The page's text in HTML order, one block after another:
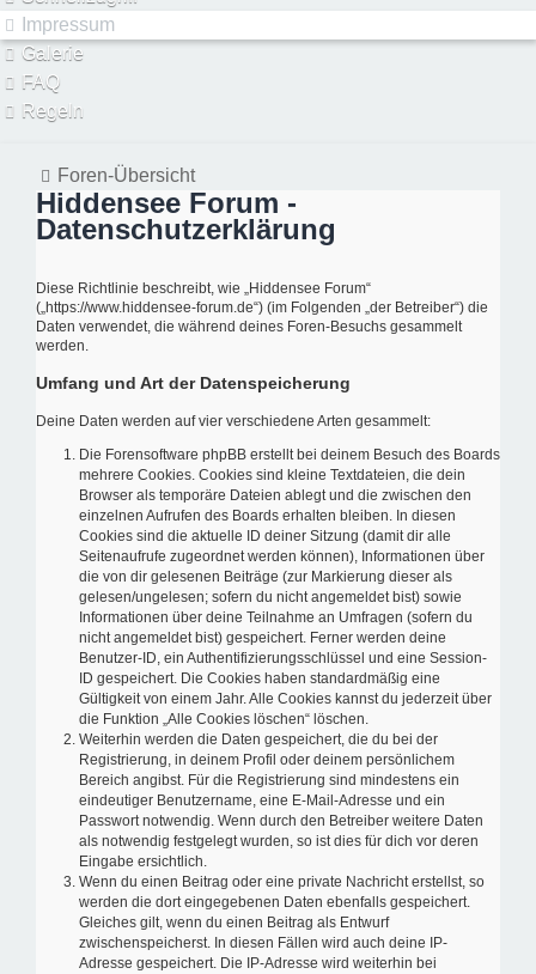
Impressum
Galerie
FAQ
Regeln
Foren-Übersicht
Hiddensee Forum -
Datenschutzerklärung
Diese Richtlinie beschreibt, wie „Hiddensee Forum“
(„https://www.hiddensee-forum.de“) (im Folgenden „der Betreiber“) die
Daten verwendet, die während deines Foren-Besuchs gesammelt
werden.
Umfang und Art der Datenspeicherung
Deine Daten werden auf vier verschiedene Arten gesammelt:
Die Forensoftware phpBB erstellt bei deinem Besuch des Boards
mehrere Cookies. Cookies sind kleine Textdateien, die dein
Browser als temporäre Dateien ablegt und die zwischen den
einzelnen Aufrufen des Boards erhalten bleiben. In diesen
Cookies sind die aktuelle ID deiner Sitzung (damit dir alle
Seitenaufrufe zugeordnet werden können), Informationen über
die von dir gelesenen Beiträge (zur Markierung dieser als
gelesen/ungelesen; sofern du nicht angemeldet bist) sowie
Informationen über deine Teilnahme an Umfragen (sofern du
nicht angemeldet bist) gespeichert. Ferner werden deine
Benutzer-ID, ein Authentifizierungsschlüssel und eine Session-
ID gespeichert. Die Cookies haben standardmäßig eine
Gültigkeit von einem Jahr. Alle Cookies kannst du jederzeit über
die Funktion „Alle Cookies löschen“ löschen.
Weiterhin werden die Daten gespeichert, die du bei der
Registrierung, in deinem Profil oder deinem persönlichem
Bereich angibst. Für die Registrierung sind mindestens ein
eindeutiger Benutzername, eine E-Mail-Adresse und ein
Passwort notwendig. Wenn durch den Betreiber weitere Daten
als notwendig festgelegt wurden, so ist dies für dich vor deren
Eingabe ersichtlich.
Wenn du einen Beitrag oder eine private Nachricht erstellst, so
werden die dort eingegebenen Daten ebenfalls gespeichert.
Gleiches gilt, wenn du einen Beitrag als Entwurf
zwischenspeicherst. In diesen Fällen wird auch deine IP-
Adresse gespeichert. Die IP-Adresse wird weiterhin bei